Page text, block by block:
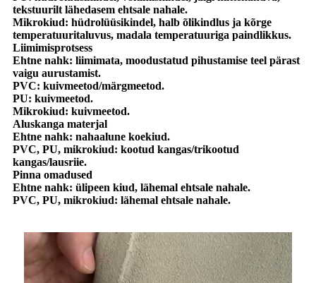
tekstuurilt lähedasem ehtsale nahale.
Mikrokiud: hüdrolüüsikindel, halb õlikindlus ja kõrge
temperatuuritaluvus, madala temperatuuriga paindlikkus.
Liimimisprotsess
Ehtne nahk: liimimata, moodustatud pihustamise teel pärast
vaigu aurustamist.
PVC: kuivmeetod/märgmeetod.
PU: kuivmeetod.
Mikrokiud: kuivmeetod.
Aluskanga materjal
Ehtne nahk: nahaalune koekiud.
PVC, PU, ​​​​mikrokiud: kootud kangas/trikootud
kangas/lausriie.
Pinna omadused
Ehtne nahk: ülipeen kiud, lähemal ehtsale nahale.
PVC, PU, ​​​​mikrokiud: lähemal ehtsale nahale.